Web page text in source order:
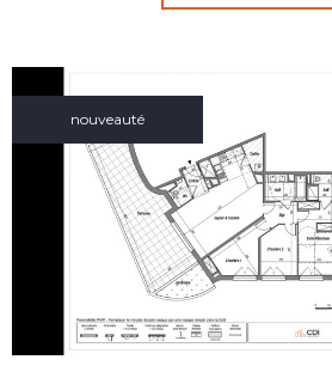
nouveauté